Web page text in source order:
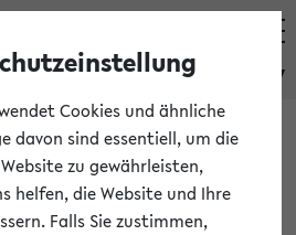
eKVV
Cookies und ähnliche
davon sind essentiell, um die
zu gewährleisten,
helfen, die Website und Ihre
Falls Sie zustimmen,